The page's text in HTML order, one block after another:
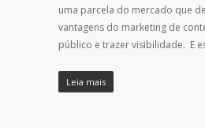
uma parcela do mercado que
vantagens do marketing de
público e trazer visibilidade. E
Leia mais